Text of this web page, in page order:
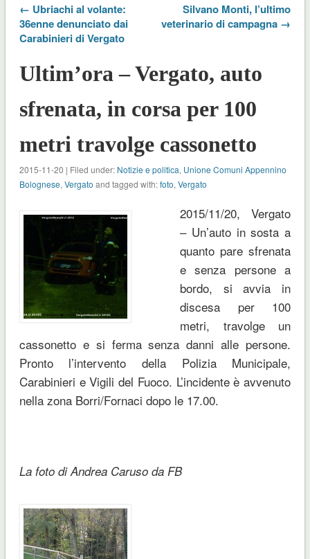
← Ubriachi al volante:
36enne denunciato dai
Carabinieri di Vergato
Silvano Monti, l’ultimo
veterinario di campagna →
Ultim’ora – Vergato, auto
sfrenata, in corsa per 100
metri travolge cassonetto
2015-11-20 | Filed under: Notizie e politica, Unione Comuni Appennino
Bolognese, Vergato and tagged with:foto, Vergato
2015/11/20, Vergato
– Un’auto in sosta a
quanto pare sfrenata
e senza persone a
bordo, si avvia in
discesa per 100
metri, travolge un
cassonetto e si ferma senza danni alle persone.
Pronto l’intervento della Polizia Municipale,
Carabinieri e Vigili del Fuoco. L’incidente è avvenuto
nella zona Borri/Fornaci dopo le 17.00.
La foto di Andrea Caruso da FB